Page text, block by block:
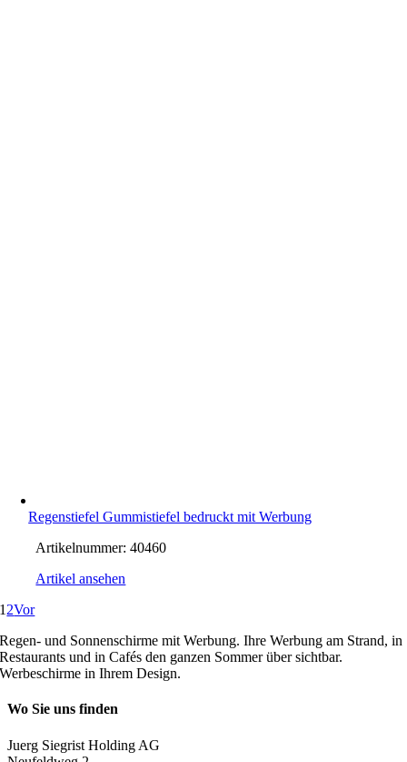
Regenstiefel Gummistiefel bedruckt mit Werbung
Artikelnummer:40460
Artikel ansehen
1 2Vor
Regen- und Sonnenschirme mit Werbung. Ihre Werbung am Strand, in
Restaurants und in Cafés den ganzen Sommer über sichtbar.
Werbeschirme in Ihrem Design.
Wo Sie uns finden
Juerg Siegrist Holding AG